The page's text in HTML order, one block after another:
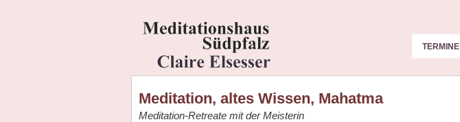
TERMINE
Meditation, altes Wissen, Mahatma
Meditation-Retreate mit der Meisterin